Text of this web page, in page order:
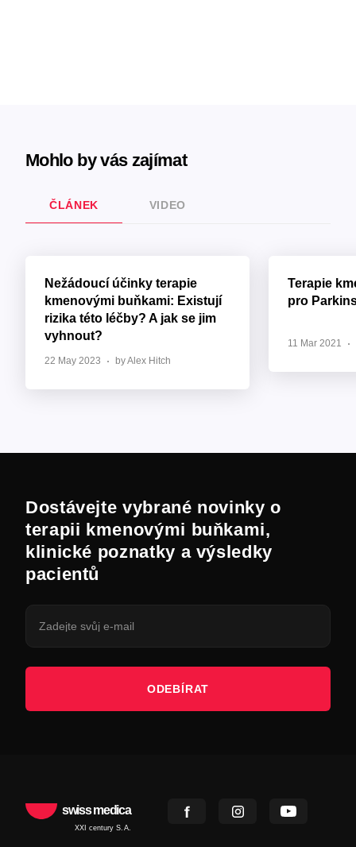
Mohlo by vás zajímat
ČLÁNEK VIDEO
Nežádoucí účinky terapie
kmenovými buňkami: Existují
rizika této léčby? A jak se jim
vyhnout?
22 May 2023 by Alex Hitch
Terapie
pro
11 Mar 2021
Dostávejte vybrané novinky o
terapii kmenovými buňkami,
klinické poznatky a výsledky
pacientů
ODEBÍRAT
swiss medica
XXI century S.A.